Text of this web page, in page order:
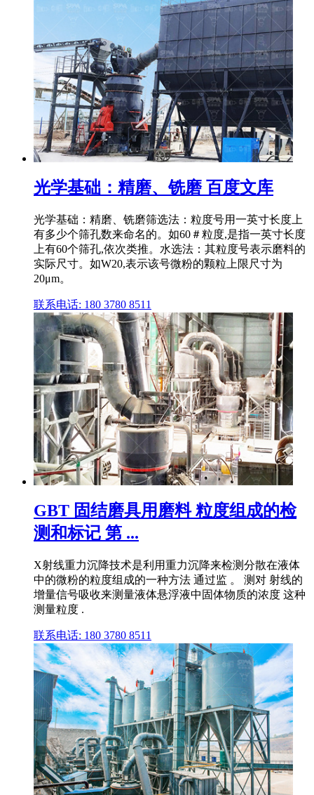
光学基础：精磨、铣磨 百度文库
光学基础：精磨、铣磨筛选法：粒度号用一英寸长度上
有多少个筛孔数来命名的。如60＃粒度,是指一英寸长度
上有60个筛孔,依次类推。水选法：其粒度号表示磨料的
实际尺寸。如W20,表示该号微粉的颗粒上限尺寸为
20μm。
联系电话: 180 3780 8511
GBT 固结磨具用磨料 粒度组成的检
测和标记 第 ...
X射线重力沉降技术是利用重力沉降来检测分散在液体
中的微粉的粒度组成的一种方法 通过监 。 测对 射线的
增量信号吸收来测量液体悬浮液中固体物质的浓度 这种
测量粒度 .
联系电话: 180 3780 8511